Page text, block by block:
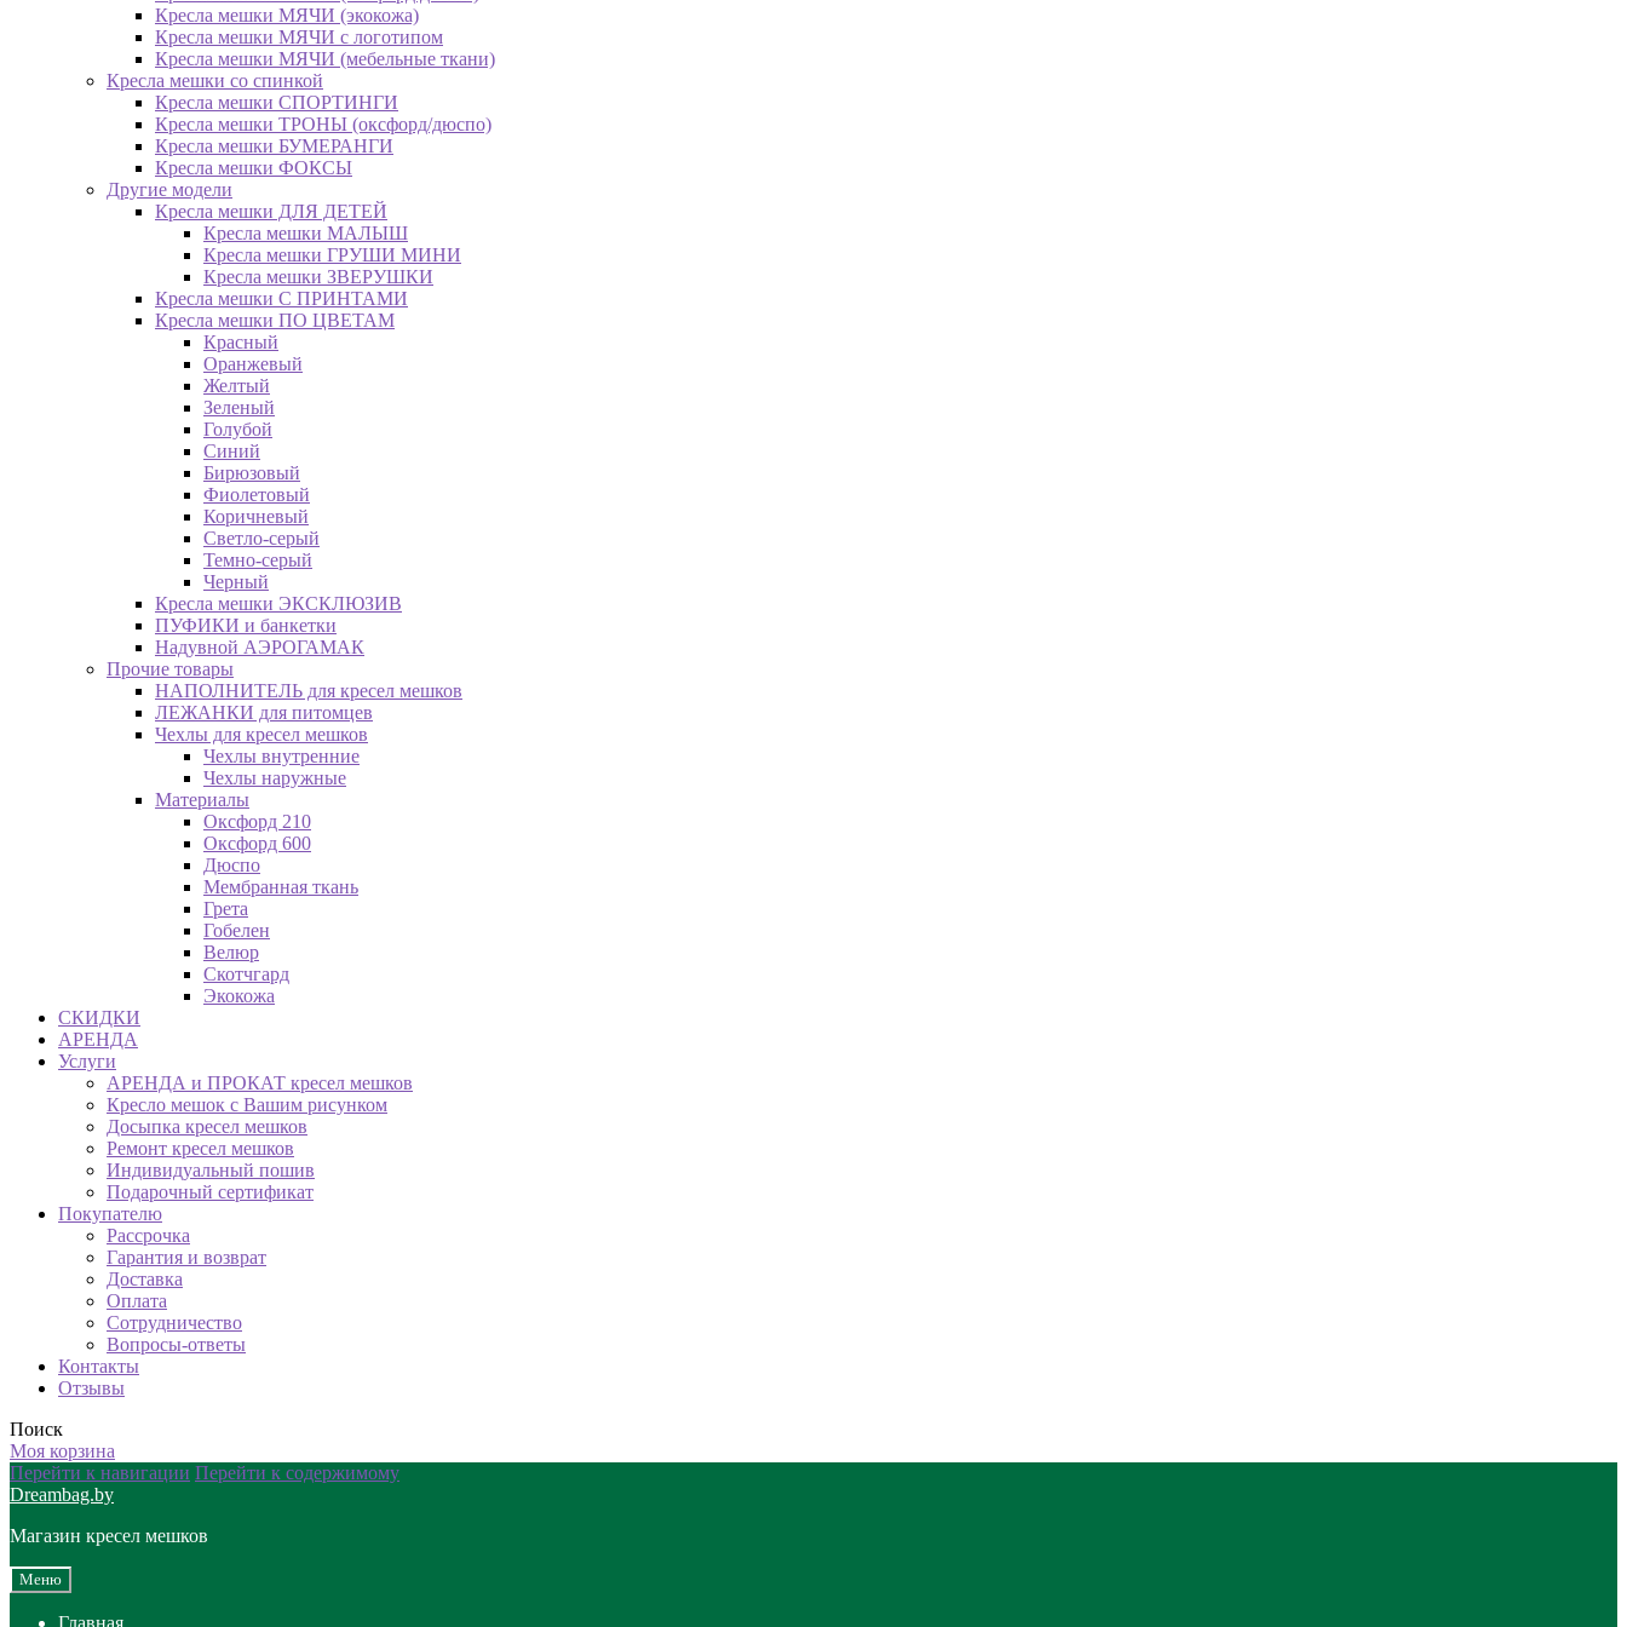
Кресла мешки МЯЧИ (экокожа)
Кресла мешки МЯЧИ с логотипом
Кресла мешки МЯЧИ (мебельные ткани)
Кресла мешки со спинкой
Кресла мешки СПОРТИНГИ
Кресла мешки ТРОНЫ (оксфорд/дюспо)
Кресла мешки БУМЕРАНГИ
Кресла мешки ФОКСЫ
Другие модели
Кресла мешки ДЛЯ ДЕТЕЙ
Кресла мешки МАЛЫШ
Кресла мешки ГРУШИ МИНИ
Кресла мешки ЗВЕРУШКИ
Кресла мешки С ПРИНТАМИ
Кресла мешки ПО ЦВЕТАМ
Красный
Оранжевый
Желтый
Зеленый
Голубой
Синий
Бирюзовый
Фиолетовый
Коричневый
Светло-серый
Темно-серый
Черный
Кресла мешки ЭКСКЛЮЗИВ
ПУФИКИ и банкетки
Надувной АЭРОГАМАК
Прочие товары
НАПОЛНИТЕЛЬ для кресел мешков
ЛЕЖАНКИ для питомцев
Чехлы для кресел мешков
Чехлы внутренние
Чехлы наружные
Материалы
Оксфорд 210
Оксфорд 600
Дюспо
Мембранная ткань
Грета
Гобелен
Велюр
Скотчгард
Экокожа
СКИДКИ
АРЕНДА
Услуги
АРЕНДА и ПРОКАТ кресел мешков
Кресло мешок с Вашим рисунком
Досыпка кресел мешков
Ремонт кресел мешков
Индивидуальный пошив
Подарочный сертификат
Покупателю
Рассрочка
Гарантия и возврат
Доставка
Оплата
Сотрудничество
Вопросы-ответы
Контакты
Отзывы
Поиск
Моя корзина
Перейти к навигации Перейти к содержимому
Dreambag.by
Магазин кресел мешков
Меню
Главная